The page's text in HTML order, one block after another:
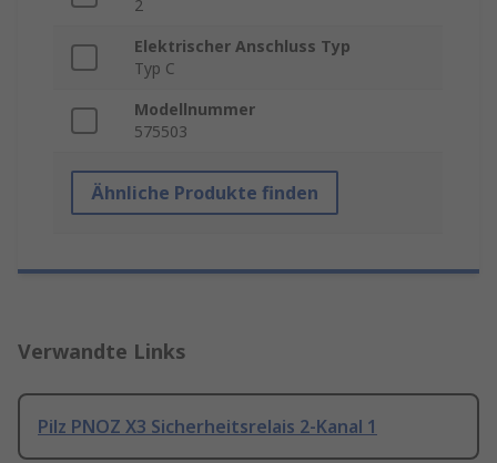
2
Elektrischer Anschluss Typ
Typ C
Modellnummer
575503
Ähnliche Produkte finden
Verwandte Links
Pilz PNOZ X3 Sicherheitsrelais 2-Kanal 1